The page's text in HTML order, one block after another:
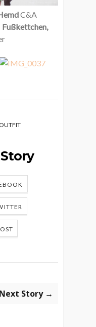
C&A
Fußkettchen,
OUTFIT
Next Story →